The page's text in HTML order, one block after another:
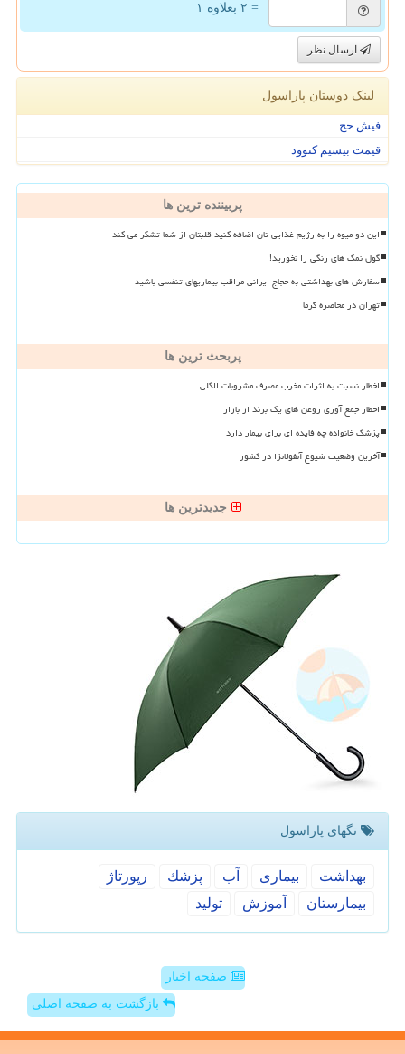
= ۲ بعلاوه ۱
ارسال نظر
لینک دوستان پاراسول
فیش حج
قیمت بیسیم کنوود
پربیننده ترین ها
این دو میوه را به رژیم غذایی تان اضافه کنید قلبتان از شما تشکر می کند
گول نمک های رنگی را نخورید!
سفارش های بهداشتی به حجاج ایرانی مراقب بیماریهای تنفسی باشید
تهران در محاصره گرما
پربحث ترین ها
اخطار نسبت به اثرات مخرب مصرف مشروبات الکلی
اخطار جمع آوری روغن های یک برند از بازار
پزشک خانواده چه فایده ای برای بیمار دارد
آخرین وضعیت شیوع آنفولانزا در کشور
جدیدترین ها
تگهای پاراسول
بهداشت بیماری آب پزشك
رپورتاژ
بیمارستان
آموزش تولید
صفحه اخبار
بازگشت به صفحه اصلی